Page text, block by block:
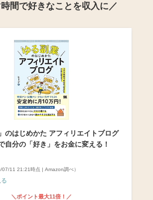
間で好きなことを収入に／
のはじめかた アフィリエイトブログ
自分の「好き」をお金に変える！
07/11 21:21時点 | Amazon調べ）
＼ポイント最大11倍！／